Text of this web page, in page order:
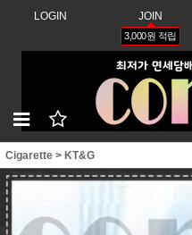
LOGIN JOIN
3,000원 적립
Cigarette > KT&G